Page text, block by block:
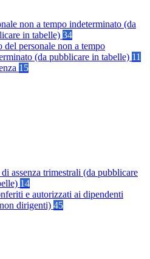
non a tempo indeterminato (da
in tabelle) 34
del personale non a tempo
(da pubblicare in tabelle) 11
15
di assenza trimestrali (da pubblicare
14
e autorizzati ai dipendenti
dirigenti) 45